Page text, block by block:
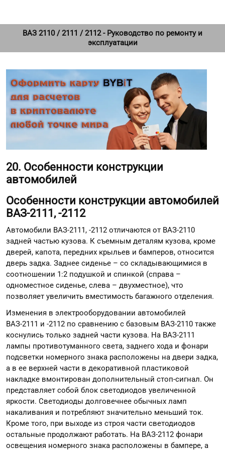
ВАЗ 2110 / 2111 / 2112 - Руководство по ремонту и
эксплуатации
20. Особенности конструкции
автомобилей
Особенности конструкции автомобилей
ВАЗ-2111, -2112
Автомобили ВАЗ-2111, -2112 отличаются от ВАЗ-2110
задней частью кузова. К съемным деталям кузова, кроме
дверей, капота, передних крыльев и бамперов, относится
дверь задка. Заднее сиденье – со складывающимися в
соотношении 1:2 подушкой и спинкой (справа –
одноместное сиденье, слева – двухместное), что
позволяет увеличить вместимость багажного отделения.
Изменения в электрооборудовании автомобилей
ВАЗ-2111 и -2112 по сравнению с базовым ВАЗ-2110 также
коснулись только задней части кузова. На ВАЗ-2111
лампы противотуманного света, заднего хода и фонари
подсветки номерного знака расположены на двери задка,
а в ее верхней части в декоративной пластиковой
накладке вмонтирован дополнительный стоп-сигнал. Он
представляет собой блок светодиодов увеличенной
яркости. Светодиоды долговечнее обычных ламп
накаливания и потребляют значительно меньший ток.
Кроме того, при выходе из строя части светодиодов
остальные продолжают работать. На ВАЗ-2112 фонари
освещения номерного знака расположены в бампере, а